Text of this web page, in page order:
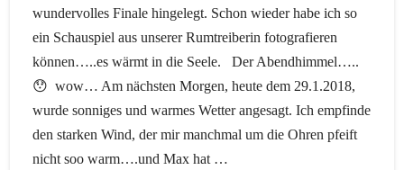
wundervolles Finale hingelegt. Schon wieder habe ich so
ein Schauspiel aus unserer Rumtreiberin fotografieren
können…..es wärmt in die Seele. Der Abendhimmel…..
😯 wow… Am nächsten Morgen, heute dem 29.1.2018,
wurde sonniges und warmes Wetter angesagt. Ich empfinde
den starken Wind, der mir manchmal um die Ohren pfeift
nicht soo warm….und Max hat …